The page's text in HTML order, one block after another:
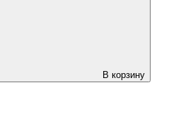
В корзину